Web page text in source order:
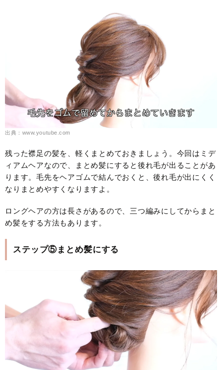
出典：www.youtube.com
残った襟足の髪を、軽くまとめておきましょう。今回はミデ
ィアムヘアなので、まとめ髪にすると後れ毛が出ることがあ
ります。毛先をヘアゴムで結んでおくと、後れ毛が出にくく
なりまとめやすくなりますよ。
ロングヘアの方は長さがあるので、三つ編みにしてからまと
め髪をする方法もあります。
ステップ⑤まとめ髪にする